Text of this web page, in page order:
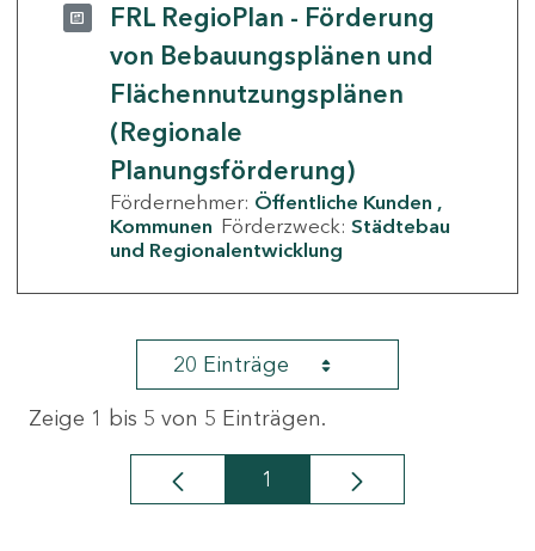
FRL RegioPlan - Förderung
von Bebauungsplänen und
Flächennutzungsplänen
(Regionale
Planungsförderung)
Fördernehmer: Öffentliche Kunden
Kommunen Förderzweck: Städtebau
und Regionalentwicklung
20 Einträge
Zeige 1 bis 5 von 5 Einträgen.
Seite
1